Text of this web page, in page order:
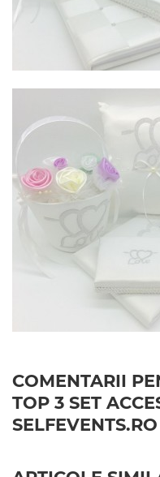
COMENTARII
TOP 3 SET
SELFEVENTS.RO